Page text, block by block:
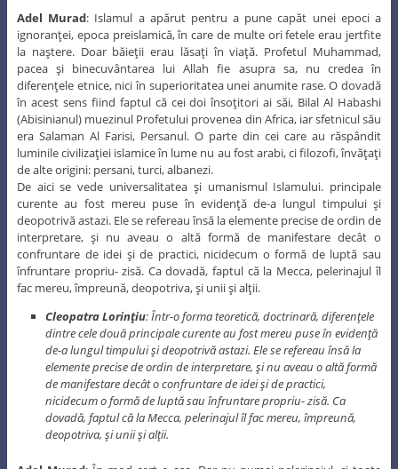
Adel Murad: Islamul a apărut pentru a pune capăt unei epoci a
ignoranţei, epoca preislamică, în care de multe ori fetele erau jertfite
la naştere. Doar băieţii erau lăsaţi în viaţă. Profetul Muhammad,
pacea şi binecuvântarea lui Allah fie asupra sa, nu credea în
diferenţele etnice, nici în superioritatea unei anumite rase. O dovadă
în acest sens fiind faptul că cei doi însoţitori ai săi, Bilal Al Habashi
(Abisinianul) muezinul Profetului provenea din Africa, iar sfetnicul său
era Salaman Al Farisi, Persanul. O parte din cei care au răspândit
luminile civilizaţiei islamice în lume nu au fost arabi, ci filozofi, învăţaţi
de alte origini: persani, turci, albanezi.
De aici se vede universalitatea şi umanismul Islamului. principale
curente au fost mereu puse în evidenţă de-a lungul timpului şi
deopotrivă astazi. Ele se refereau însă la elemente precise de ordin de
interpretare, şi nu aveau o altă formă de manifestare decât o
confruntare de idei şi de practici, nicidecum o formă de luptă sau
înfruntare propriu- zisă. Ca dovadă, faptul că la Mecca, pelerinajul îl
fac mereu, împreună, deopotriva, şi unii şi alţii.
Cleopatra Lorinţiu: Într-o forma teoretică, doctrinară, diferenţele
dintre cele două principale curente au fost mereu puse în evidenţă
de-a lungul timpului şi deopotrivă astazi. Ele se refereau însă la
elemente precise de ordin de interpretare, şi nu aveau o altă formă
de manifestare decât o confruntare de idei şi de practici,
nicidecum o formă de luptă sau înfruntare propriu- zisă. Ca
dovadă, faptul că la Mecca, pelerinajul îl fac mereu, împreună,
deopotriva, şi unii şi alţii.